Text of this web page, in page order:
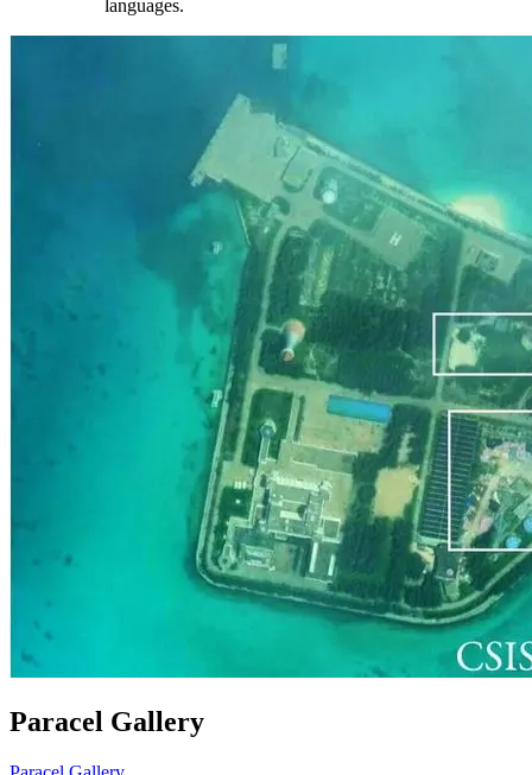
languages.
Paracel Gallery